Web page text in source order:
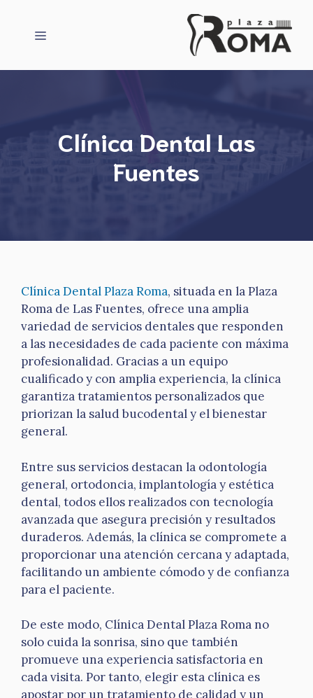
contenido
Menú
Clínica Dental Las
Fuentes
Clínica Dental Plaza Roma, situada en la Plaza
Roma de Las Fuentes, ofrece una amplia
variedad de servicios dentales que responden
a las necesidades de cada paciente con máxima
profesionalidad. Gracias a un equipo
cualificado y con amplia experiencia, la clínica
garantiza tratamientos personalizados que
priorizan la salud bucodental y el bienestar
general.
Entre sus servicios destacan la odontología
general, ortodoncia, implantología y estética
dental, todos ellos realizados con tecnología
avanzada que asegura precisión y resultados
duraderos. Además, la clínica se compromete a
proporcionar una atención cercana y adaptada,
facilitando un ambiente cómodo y de confianza
para el paciente.
De este modo, Clínica Dental Plaza Roma no
solo cuida la sonrisa, sino que también
promueve una experiencia satisfactoria en
cada visita. Por tanto, elegir esta clínica es
apostar por un tratamiento de calidad y un